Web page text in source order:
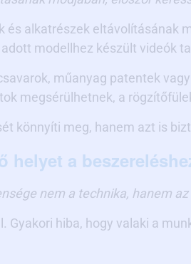
alkatrészek
modellhez készült videók
műanyag patentek
megsérülhetnek, a
könnyíti meg, hanem azt is
helyet a
nem a technika, hanem
hiba, hogy valaki a